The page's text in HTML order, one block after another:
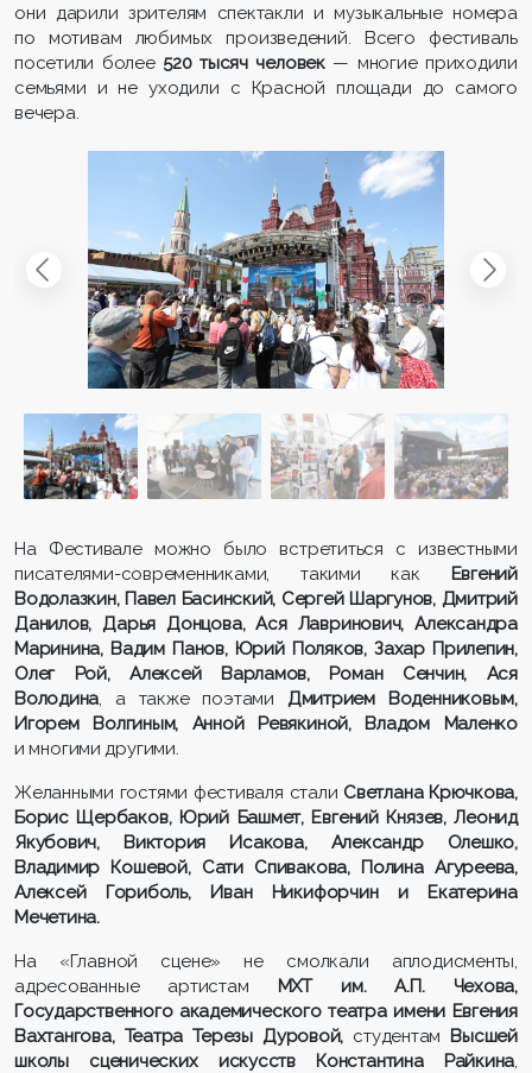
они дарили зрителям спектакли и музыкальные номера
по мотивам любимых произведений. Всего фестиваль
посетили более 520 тысяч человек— многие приходили
семьями и не уходили с Красной площади до самого
вечера.
На Фестивале можно было встретиться с известными
писателями-современниками, такими как Евгений
Водолазкин, Павел Басинский, Сергей Шаргунов, Дмитрий
Данилов, Дарья Донцова, Ася Лавринович, Александра
Маринина, Вадим Панов, Юрий Поляков, Захар Прилепин,
Олег Рой, Алексей Варламов, Роман Сенчин, Ася
Володина, а также поэтами Дмитрием Воденниковым,
Игорем Волгиным, Анной Ревякиной, Владом Маленко
и многими другими.
Желанными гостями фестиваля стали Светлана Крючкова,
Борис Щербаков, Юрий Башмет, Евгений Князев, Леонид
Якубович, Виктория Исакова, Александр Олешко,
Владимир Кошевой, Сати Спивакова, Полина Агуреева,
Алексей Гориболь, Иван Никифорчин и Екатерина
Мечетина.
На «Главной сцене» не смолкали аплодисменты,
адресованные артистам МХТ им. А.П. Чехова,
Государственного академического театра имени Евгения
Вахтангова, Театра Терезы Дуровой, студентам Высшей
школы сценических искусств Константина Райкина,